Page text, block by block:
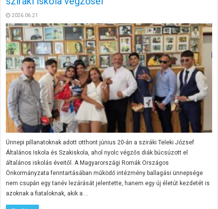
2026.06.21
Ünnepi pillanatoknak adott otthont június 20-án a sziráki Teleki József
Általános Iskola és Szakiskola, ahol nyolc végzős diák búcsúzott el
általános iskolás éveitől. A Magyarországi Romák Országos
Önkormányzata fenntartásában működő intézmény ballagási ünnepsége
nem csupán egy tanév lezárását jelentette, hanem egy új életút kezdetét is
azoknak a fiataloknak, akik a …